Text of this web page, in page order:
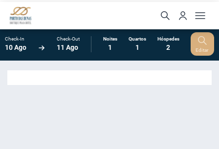
Check-In
10 Ago
Check-Out
11 Ago
Noites
1
Quartos
1
Hóspedes
2 Editar